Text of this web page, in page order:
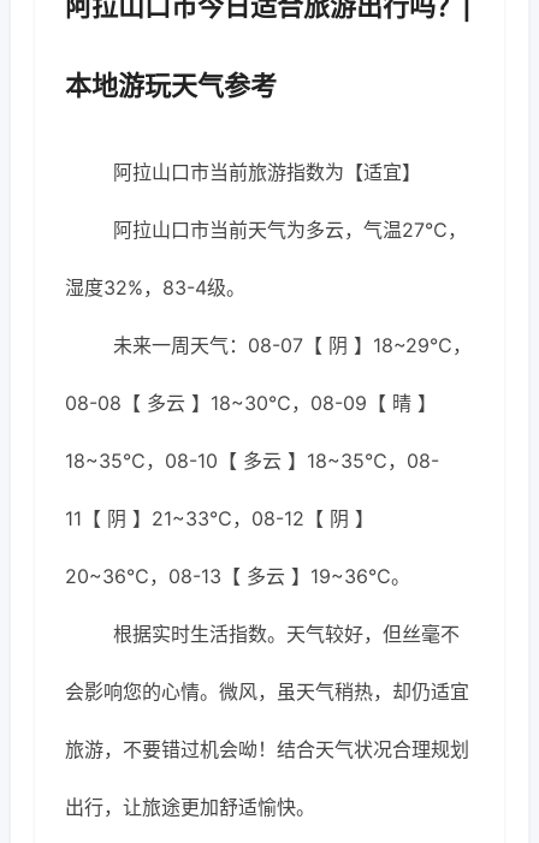
本地游玩天气参考
阿拉山口市当前旅游指数为【适宜】
阿拉山口市当前天气为多云，气温27℃，
湿度32%，83-4级。
未来一周天气：08-07【 阴 】18~29℃，
08-08【 多云 】18~30℃，08-09【 晴 】
18~35℃，08-10【 多云 】18~35℃，08-
11【 阴 】21~33℃，08-12【 阴 】
20~36℃，08-13【 多云 】19~36℃。
根据实时生活指数。天气较好，但丝毫不
会影响您的心情。微风，虽天气稍热，却仍适宜
旅游，不要错过机会呦！结合天气状况合理规划
出行，让旅途更加舒适愉快。